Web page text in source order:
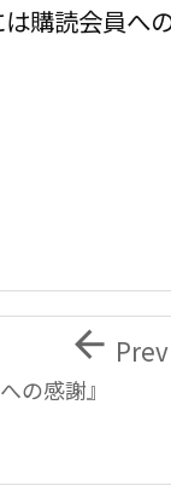
購読会員へ
の感謝』
 Prev